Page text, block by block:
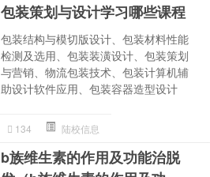
包装策划与设计学习哪些课程
包装结构与模切版设计、包装材料性能
检测及选用、包装装潢设计、包装策划
与营销、物流包装技术、包装计算机辅
助设计软件应用、包装容器造型设计
134 陆校信息
b族维生素的作用及功能治脱